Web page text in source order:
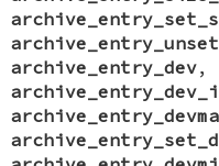
archive_entry_dev